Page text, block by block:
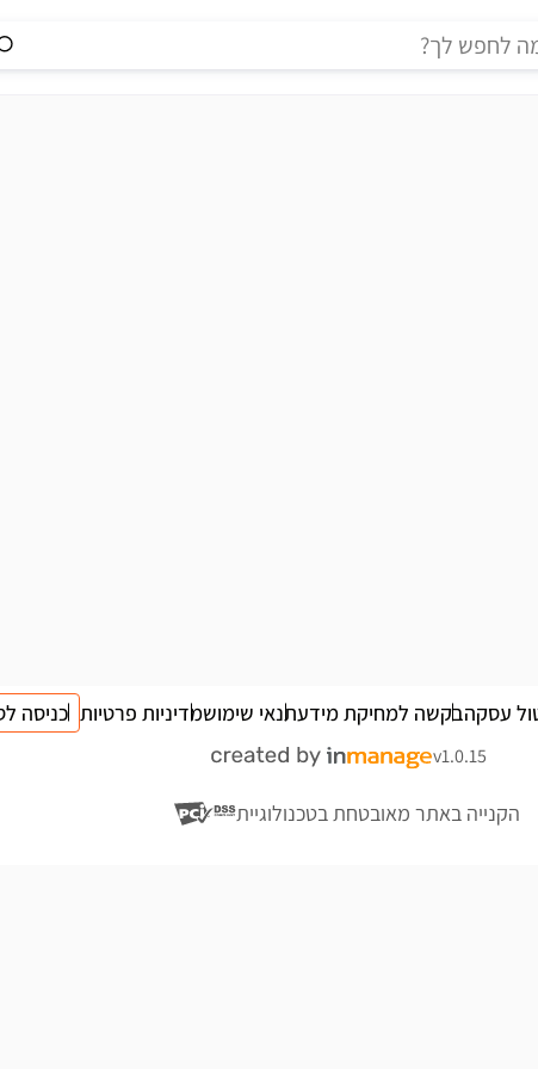
עסקהבקשה למחיקת מידעתנאי שימושמדיניות פרטיות כניסה
v1.0.15
הקנייה באתר מאובטחת בטכנולוגיית